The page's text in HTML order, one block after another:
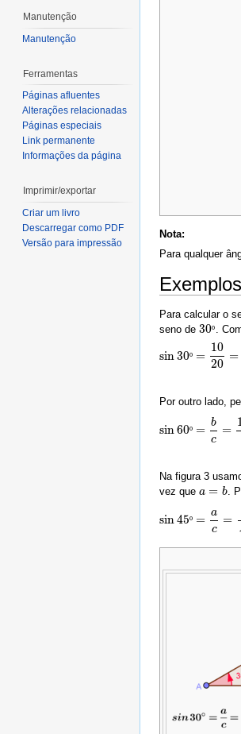
Nota:
Para qualquer
Exemplos
Para calcular o
seno de 30º
30º .
sin 30º =
10
20
=
sin30º= 10 20=1 2
Por outro lado,
sin60º =
b
c
=
sin60º= bc =10 320
Na figura 3
vez que a = b
a=b .
sin45º =
a
c
=
sin45º= ac =a2 a= 2
Manutenção
Manutenção
Ferramentas
Páginas afluentes
Alterações relacionadas
Páginas especiais
Link permanente
Informações da página
Imprimir/exportar
Criar um livro
Descarregar como PDF
Versão para impressão